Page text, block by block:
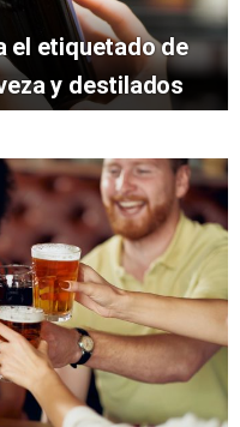
el etiquetado de
y destilados